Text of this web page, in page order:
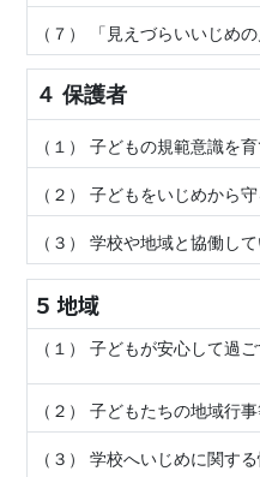
（７） 「見えづらいいじめ
４ 保護者
（１） 子どもの規範意識を育
（２） 子どもをいじめから守
（３） 学校や地域と協働し
５ 地域
（１） 子どもが安心して過
（２） 子どもたちの地域行
（３） 学校へいじめに関す